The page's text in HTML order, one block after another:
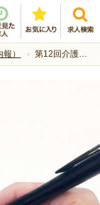
） 第12回介護の日アンケート結果発表（介護部門） -Vol.141 | ケアフレンズ（スタッフ向け社内報）